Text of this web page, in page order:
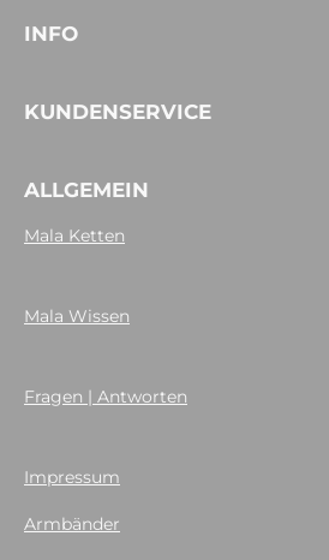
INFO
KUNDENSERVICE
ALLGEMEIN
Mala Ketten
Mala Wissen
Fragen | Antworten
Impressum
Armbänder